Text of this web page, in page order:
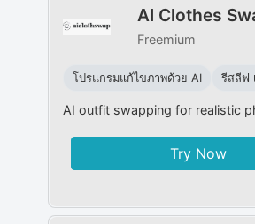
AI Clothes
Freemium
โปรแกรมแก้ไขภาพด้วย AI รีสลีฟ
AI outfit swapping for realistic
Try Now